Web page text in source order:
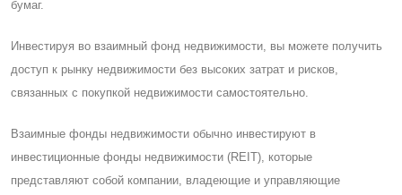
бумаг.
Инвестируя во взаимный фонд недвижимости, вы можете получить
доступ к рынку недвижимости без высоких затрат и рисков,
связанных с покупкой недвижимости самостоятельно.
Взаимные фонды недвижимости обычно инвестируют в
инвестиционные фонды недвижимости (REIT), которые
представляют собой компании, владеющие и управляющие